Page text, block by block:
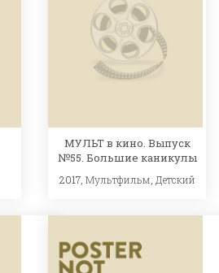
МУЛЬТ в кино. Выпуск
№55. Большие каникулы
2017, Мультфильм Детский